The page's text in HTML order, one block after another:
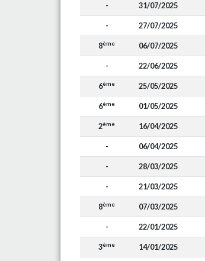
- 31/07/2025
- 27/07/2025
8ème 06/07/2025
- 22/06/2025
6ème 25/05/2025
6ème 01/05/2025
2ème 16/04/2025
- 06/04/2025
- 28/03/2025
- 21/03/2025
8ème 07/03/2025
- 22/01/2025
3ème 14/01/2025